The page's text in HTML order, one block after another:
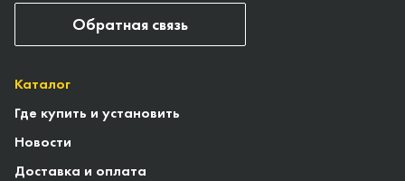
Каталог
Где купить и установить
Новости
Доставка и оплата
Обратная связь